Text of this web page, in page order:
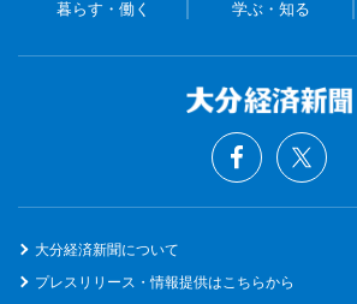
暮らす・働く 学ぶ・知る
大分経済新聞について
プレスリリース・情報提供はこちらから